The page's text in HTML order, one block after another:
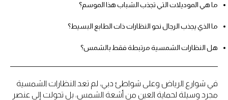
ما هي الموديلات التي تجذب الشباب هذا الموسم؟
ما الذي يجذب الرجال نحو النظارات ذات الطابع البسيط؟
هل النظارات الشمسية مرتبطة فقط بالشمس؟
في شوارع الرياض وعلى شواطئ دبي، لم تعد النظارات الشمسية
مجرد وسيلة لحماية العين من أشعة الشمس، بل تحولت إلى عنصر